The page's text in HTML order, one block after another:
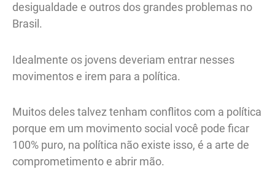
desigualdade e outros dos grandes problemas no
Brasil.
Idealmente os jovens deveriam entrar nesses
movimentos e irem para a política.
Muitos deles talvez tenham conflitos com a política
porque em um movimento social você pode ficar
100% puro, na política não existe isso, é a arte de
comprometimento e abrir mão.